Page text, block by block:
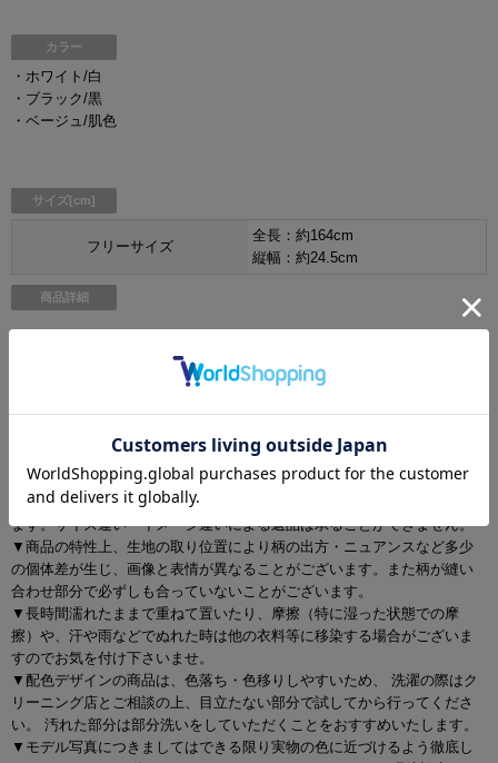
カラー
・ホワイト/白
・ブラック/黒
・ベージュ/肌色
サイズ[cm]
フリーサイズ
全長：約164cm
縦幅：約24.5cm
商品詳細
▼サイズは全て平置きの採寸となっておりますが、若干の誤差が生じる
場合がございます。
▼サイズ違いによる交換は可能ですが、手数料はお客様のご負担となり
ます。サイズ違い・イメージ違いによる返品は承ることができません。
▼商品の特性上、生地の取り位置により柄の出方・ニュアンスなど多少
の個体差が生じ、画像と表情が異なることがございます。また柄が縫い
合わせ部分で必ずしも合っていないことがございます。
▼長時間濡れたままで重ねて置いたり、摩擦（特に湿った状態での摩
擦）や、汗や雨などでぬれた時は他の衣料等に移染する場合がございま
すのでお気を付け下さいませ。
▼配色デザインの商品は、色落ち・色移りしやすいため、 洗濯の際はク
リーニング店とご相談の上、目立たない部分で試してから行ってくださ
い。 汚れた部分は部分洗いをしていただくことをおすすめいたします。
▼モデル写真につきましてはできる限り実物の色に近づけるよう徹底し